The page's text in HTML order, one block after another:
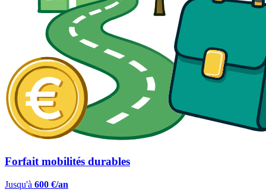
Forfait mobilités durables
Jusqu'à 600 €/an